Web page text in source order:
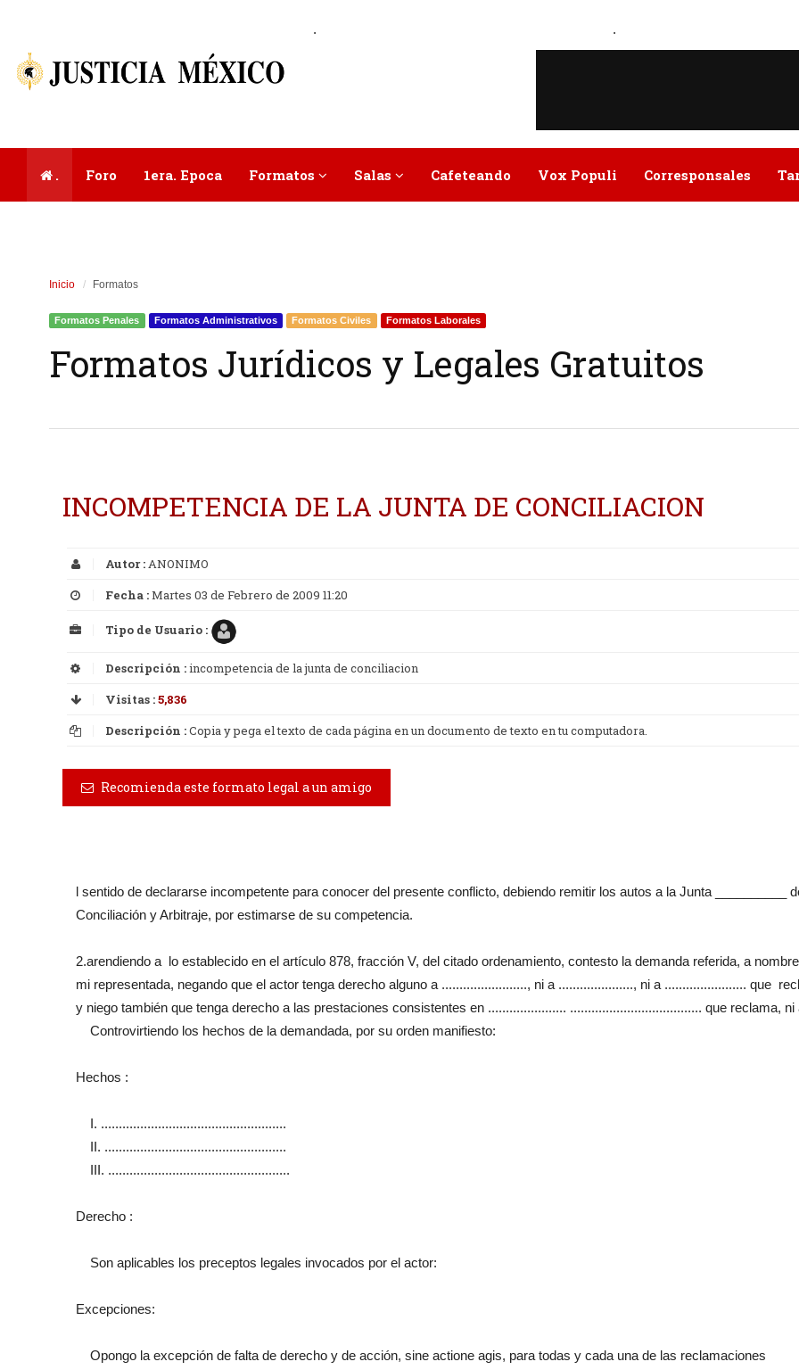
. .
. Foro 1era. Epoca Formatos Salas Cafeteando Vox Populi Corresponsales
Inicio Formatos
Formatos Penales Formatos Administrativos Formatos Civiles Formatos Laborales
Formatos Jurídicos y Legales Gratuitos
INCOMPETENCIA DE LA JUNTA DE CONCILIACION
Autor :ANONIMO
Fecha :Martes 03 de Febrero de 2009 11:20
Tipo de Usuario :
Descripción :incompetencia de la junta de conciliacion
Visitas :5,836
Descripción :Copia y pega el texto de cada página en un documento de texto en tu computadora.
Recomienda este formato legal a un amigo
l sentido de declararse incompetente para conocer del presente conflicto, debiendo remitir los autos a la Junta __________
Conciliación y Arbitraje, por estimarse de su competencia.
2.arendiendo a lo establecido en el artículo 878, fracción V, del citado ordenamiento, contesto la demanda referida, a
mi representada, negando que el actor tenga derecho alguno a ........................, ni a ....................., ni a ....................... que
y niego también que tenga derecho a las prestaciones consistentes en ...................... ..................................... que reclama, ni
Controvirtiendo los hechos de la demandada, por su orden manifiesto:
Hechos :
I. ....................................................
II. ...................................................
III. ...................................................
Derecho :
Son aplicables los preceptos legales invocados por el actor:
Excepciones:
Opongo la excepción de falta de derecho y de acción, sine actione agis, para todas y cada una de las reclamaciones